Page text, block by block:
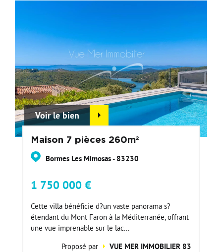
Voir le bien
Maison 7 pièces 260m²
Bormes Les Mimosas - 83230
1 750 000 €
Cette villa bénéficie d?un vaste panorama s?
étendant du Mont Faron à la Méditerranée, offrant
une vue imprenable sur le lac...
Proposé par
VUE MER IMMOBILIER 83